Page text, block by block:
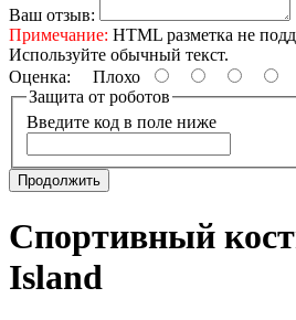
Ваш отзыв:
Примечание: HTML разметка не
Используйте обычный текст.
Оценка: Плохо
Защита от роботов
Введите код в поле ниже
Продолжить
Спортивный
Island